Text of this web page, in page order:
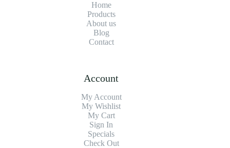
Home
Products
About us
Blog
Contact
Account
My Account
My Wishlist
My Cart
Sign In
Specials
Check Out